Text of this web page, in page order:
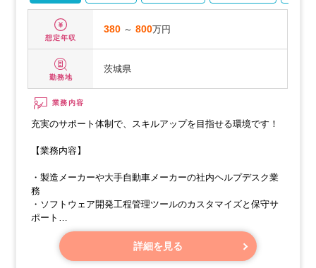
想定年収
380 ～800万円
勤務地
茨城県
業務内容
充実のサポート体制で、スキルアップを目指せる環境です！
【業務内容】
・製造メーカーや大手自動車メーカーの社内ヘルプデスク業
務
・ソフトウェア開発工程管理ツールのカスタマイズと保守サ
ポート
・ウイルス対策ソフトのサポート業務
・生産管理システムのサポート業務
詳細を見る